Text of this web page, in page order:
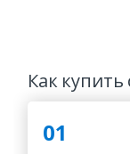
Как
01